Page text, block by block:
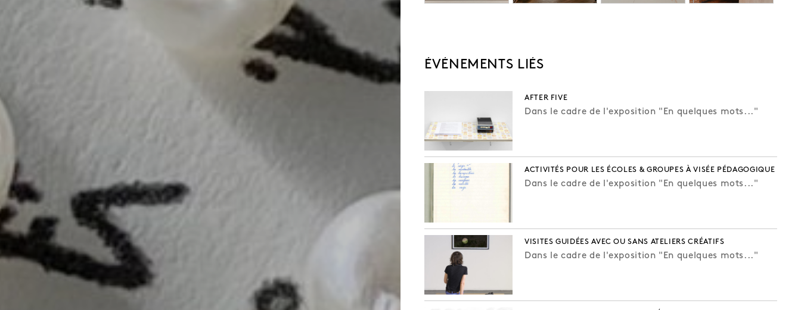
AFTER FIVE
Dans le cadre de l'exposition "En quelques mots..."
ACTIVITÉS POUR LES ÉCOLES & GROUPES À VISÉE PÉDAGOGIQUE
Dans le cadre de l'exposition "En quelques mots..."
VISITES GUIDÉES AVEC OU SANS ATELIERS CRÉATIFS
Dans le cadre de l'exposition "En quelques mots..."